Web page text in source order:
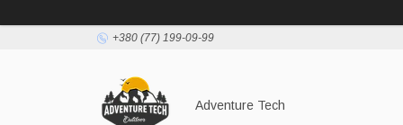
+380 (77) 199-09-99
Adventure Tech